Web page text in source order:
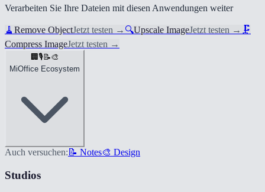
Verarbeiten Sie Ihre Dateien mit diesen Anwendungen weiter
🧹 Remove ObjectJetzt testen → 🔍Upscale ImageJetzt testen → 🗜️
Compress ImageJetzt testen →
🏢 🎙️ 📝🎨
MiOffice Ecosystem
Auch versuchen: 📝 Notes🎨 Design
Studios